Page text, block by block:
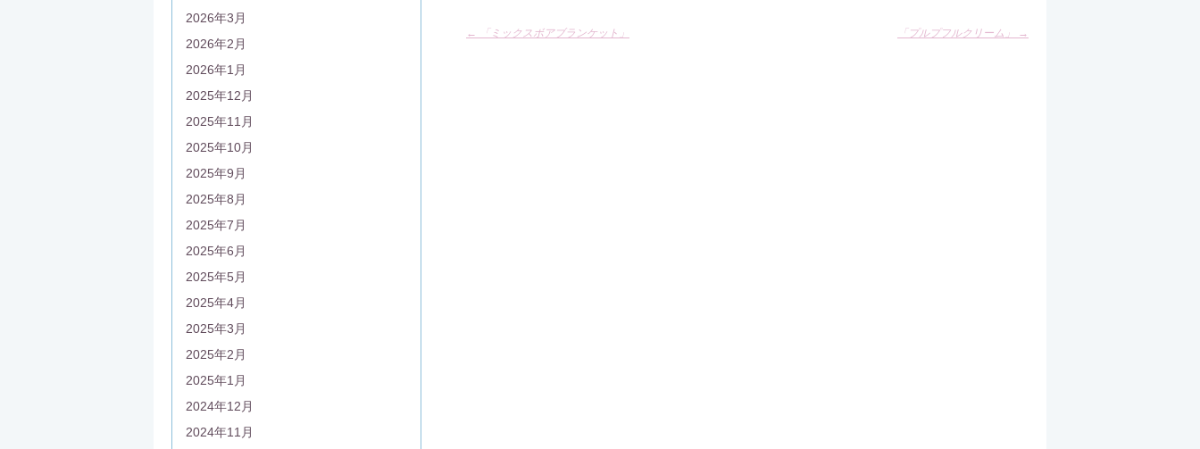
← 「ミックスボアブランケット」 「プルプフルクリーム」 →
2026年3月
2026年2月
2026年1月
2025年12月
2025年11月
2025年10月
2025年9月
2025年8月
2025年7月
2025年6月
2025年5月
2025年4月
2025年3月
2025年2月
2025年1月
2024年12月
2024年11月